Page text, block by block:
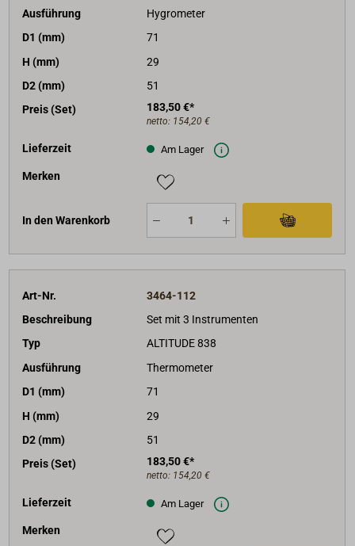
Ausführung
Hygrometer
D1 (mm)
71
H (mm)
29
D2 (mm)
51
Preis (Set)
183,50 €*
netto: 154,20 €
Lieferzeit Am Lager
Merken
In den Warenkorb
Art-Nr.
3464-112
Beschreibung
Set mit 3 Instrumenten
Typ
ALTITUDE 838
Ausführung
Thermometer
D1 (mm)
71
H (mm)
29
D2 (mm)
51
Preis (Set)
183,50 €*
netto: 154,20 €
Lieferzeit Am Lager
Merken